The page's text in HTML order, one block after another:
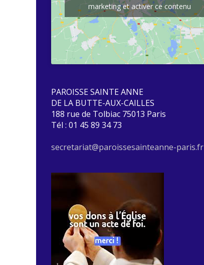
marketing et activer ce contenu
PAROISSE SAINTE ANNE
DE LA BUTTE-AUX-CAILLES
188 rue de Tolbiac 75013 Paris
Tél : 01 45 89 34 73
secretariat@paroissesainteanne-paris.fr